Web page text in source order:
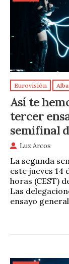
Eurovisión
Así te
tercer
semifinal
Luz Arcos
La segunda
este jueves 14
horas (CEST)
Las
ensayo